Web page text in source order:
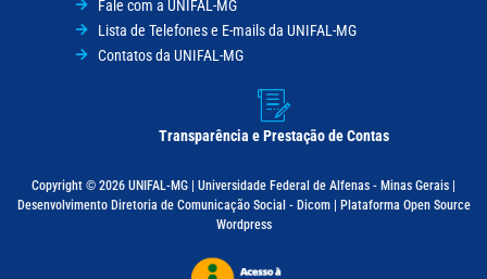
Fale com a UNIFAL-MG
Lista de Telefones e E-mails da UNIFAL-MG
Contatos da UNIFAL-MG
Transparência e Prestação de Contas
Copyright © 2026 UNIFAL-MG | Universidade Federal de Alfenas - Minas Gerais |
Desenvolvimento Diretoria de Comunicação Social - Dicom | Plataforma Open Source
Wordpress